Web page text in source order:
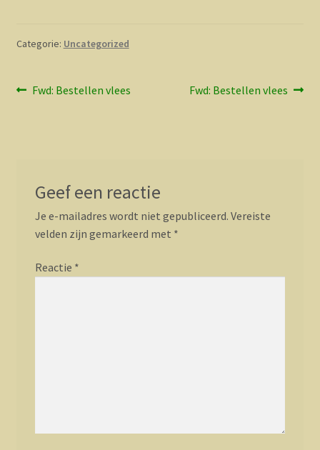
Vogelhuisje
Contact
Categorie: Uncategorized
Bericht
Vorig
Fwd: Bestellen vlees
Volgend
Fwd: Bestellen vlees
Geef een reactie
Je e-mailadres wordt niet gepubliceerd. Vereiste
velden zijn gemarkeerd met *
Reactie *